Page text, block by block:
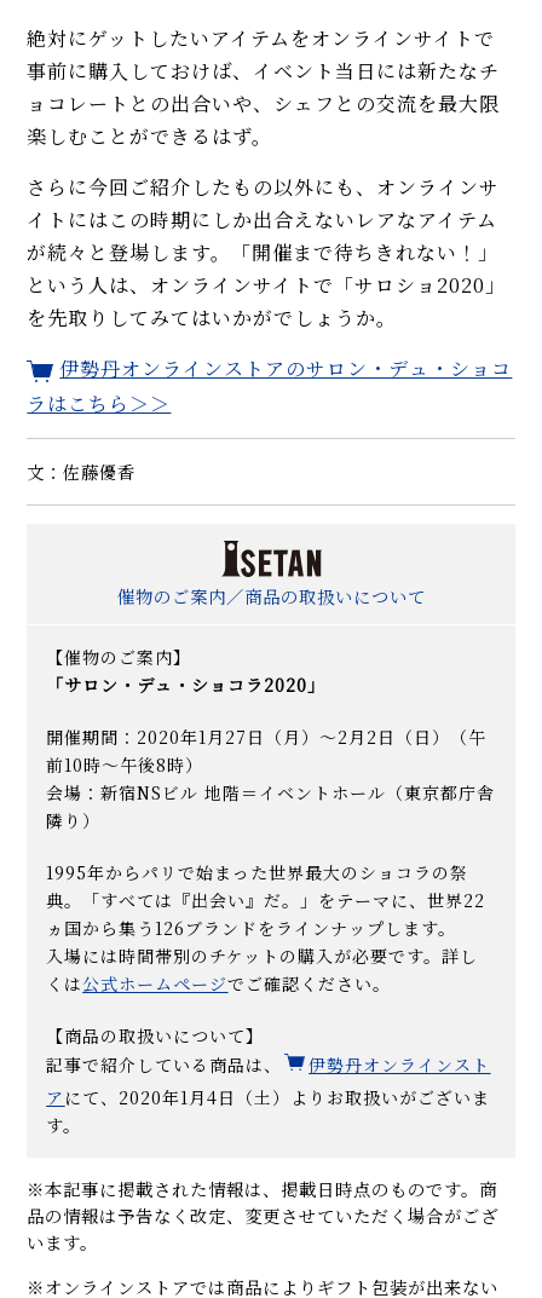
絶対にゲットしたいアイテムをオンラインサイトで
事前に購入しておけば、イベント当日には新たなチ
ョコレートとの出合いや、シェフとの交流を最大限
楽しむことができるはず。
さらに今回ご紹介したもの以外にも、オンラインサ
イトにはこの時期にしか出合えないレアなアイテム
が続々と登場します。「開催まで待ちきれない！」
という人は、オンラインサイトで「サロショ2020」
を先取りしてみてはいかがでしょうか。
伊勢丹オンラインストアのサロン・デュ・ショコ
ラはこちら＞＞
文：佐藤優香
催物のご案内／商品の取扱いについて
【催物のご案内】
「サロン・デュ・ショコラ2020」
開催期間：2020年1月27日（月）～2月2日（日）（午
前10時～午後8時）
会場：新宿NSビル 地階＝イベントホール（東京都庁舎
隣り）
1995年からパリで始まった世界最大のショコラの祭
典。「すべては『出会い』だ。」をテーマに、世界22
ヵ国から集う126ブランドをラインナップします。
入場には時間帯別のチケットの購入が必要です。詳し
くは公式ホームページでご確認ください。
【商品の取扱いについて】
記事で紹介している商品は、
伊勢丹オンラインスト
ア にて、2020年1月4日（土）よりお取扱いがございま
す。
※本記事に掲載された情報は、掲載日時点のものです。商
品の情報は予告なく改定、変更させていただく場合がござ
います。
※オンラインストアでは商品によりギフト包装が出来ない